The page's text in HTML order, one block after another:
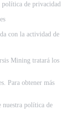
política de privacidad
con la actividad de
Mining tratará los
Para obtener más
nuestra política de